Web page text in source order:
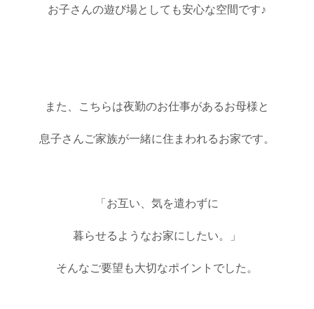
お子さんの遊び場としても安心な空間です♪
また、こちらは夜勤のお仕事があるお母様と
息子さんご家族が一緒に住まわれるお家です。
「お互い、気を遣わずに
暮らせるようなお家にしたい。」
そんなご要望も大切なポイントでした。